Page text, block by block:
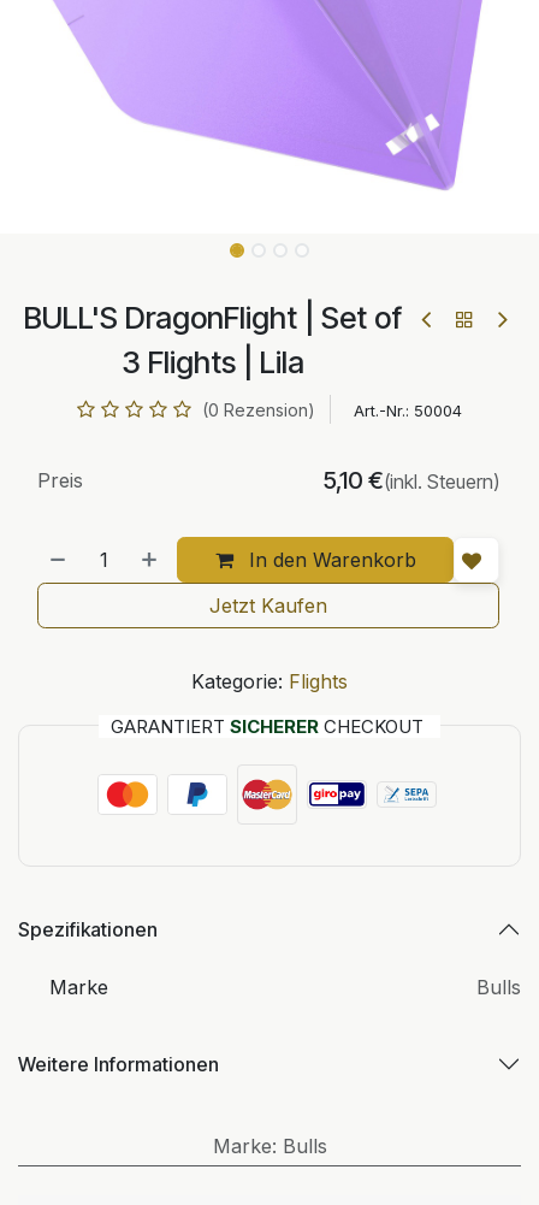
BULL'S DragonFlight | Set of
3 Flights | Lila
(0 Rezension) Art.-Nr.: 50004
In den Warenkorb
Preis 5,10 €(inkl. Steuern)
Jetzt Kaufen
Kategorie: Flights
GARANTIERT SICHERER CHECKOUT
Spezifikationen
Marke Bulls
Weitere Informationen
Marke: Bulls